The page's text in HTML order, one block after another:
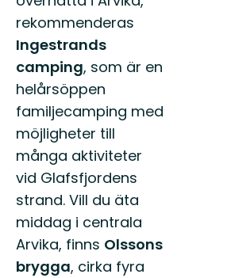
rekommenderas
Ingestrands
camping, som är en
helårsöppen
familjecamping med
möjligheter till
många aktiviteter
vid Glafsfjordens
strand. Vill du äta
middag i centrala
Arvika, finns Olssons
brygga, cirka fyra